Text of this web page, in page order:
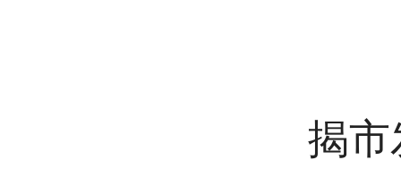
揭市